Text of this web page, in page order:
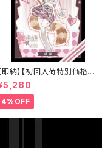
即納】【初回入荷特別価格・
品】【MEOW3（ニャニャニャ
元）】シリーズ【不可食用人
Inedible Doll】1/8 BJD
ラインドドール
4%OFF